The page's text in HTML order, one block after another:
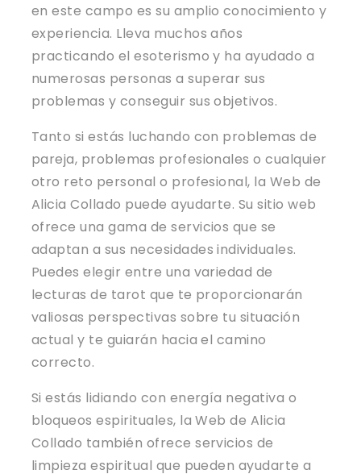
en este campo es su amplio conocimiento y
experiencia. Lleva muchos años
practicando el esoterismo y ha ayudado a
numerosas personas a superar sus
problemas y conseguir sus objetivos.
Tanto si estás luchando con problemas de
pareja, problemas profesionales o cualquier
otro reto personal o profesional, la Web de
Alicia Collado puede ayudarte. Su sitio web
ofrece una gama de servicios que se
adaptan a sus necesidades individuales.
Puedes elegir entre una variedad de
lecturas de tarot que te proporcionarán
valiosas perspectivas sobre tu situación
actual y te guiarán hacia el camino
correcto.
Si estás lidiando con energía negativa o
bloqueos espirituales, la Web de Alicia
Collado también ofrece servicios de
limpieza espiritual que pueden ayudarte a